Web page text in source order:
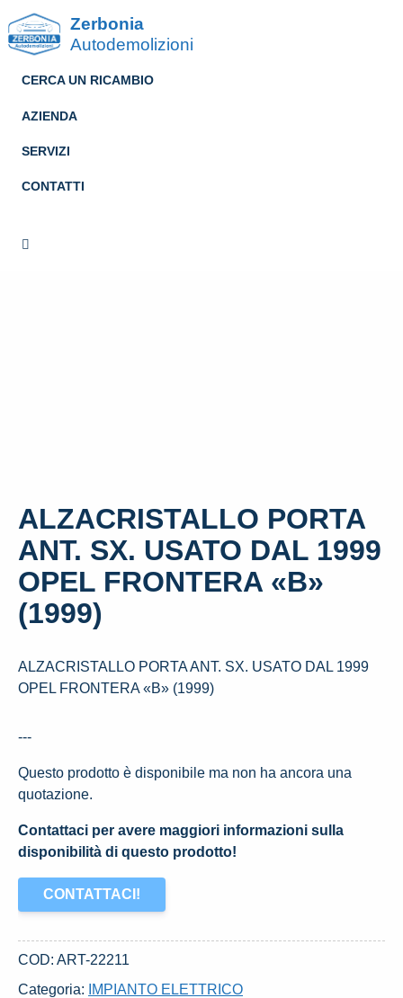
Zerbonia
Autodemolizioni
CERCA UN RICAMBIO
AZIENDA
SERVIZI
CONTATTI
ALZACRISTALLO PORTA
ANT. SX. USATO DAL 1999
OPEL FRONTERA «B»
(1999)
ALZACRISTALLO PORTA ANT. SX. USATO DAL 1999
OPEL FRONTERA «B» (1999)
---
Questo prodotto è disponibile ma non ha ancora una
quotazione.
Contattaci per avere maggiori informazioni sulla
disponibilità di questo prodotto!
CONTATTACI!
COD: ART-22211
Categoria:
IMPIANTO ELETTRICO